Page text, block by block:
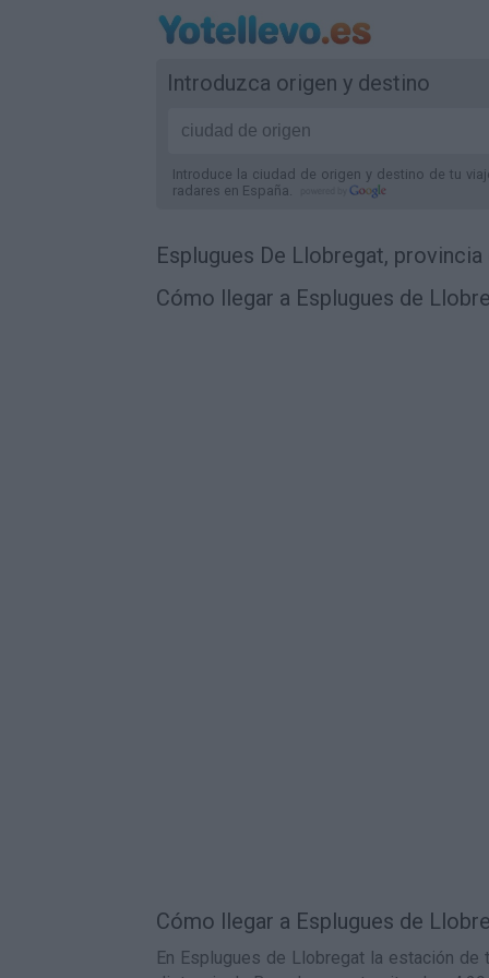
Introduzca origen y destino
Introduce la ciudad de origen y destino de tu
radares en España.
Esplugues De Llobregat,
Cómo llegar a Esplugues de
Cómo llegar a Esplugues de
En Esplugues de Llobregat la estación